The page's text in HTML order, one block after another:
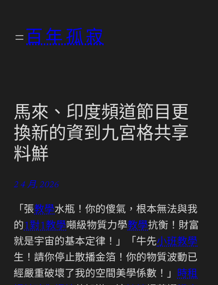
百年孤寂
馬來、印度頻道節目更
換新的資到九宮格共享
料鮮
2 4 月, 2026
「張教學水瓶！你的傻氣，根本無法與我
的1對1教學噸級物質力學教學抗衡！財富
就是宇宙的基本定律！」「牛先小班教學
生！請你停止散播金箔！你的物質波動已
經嚴重破壞了我的空間美學係數！」 時租